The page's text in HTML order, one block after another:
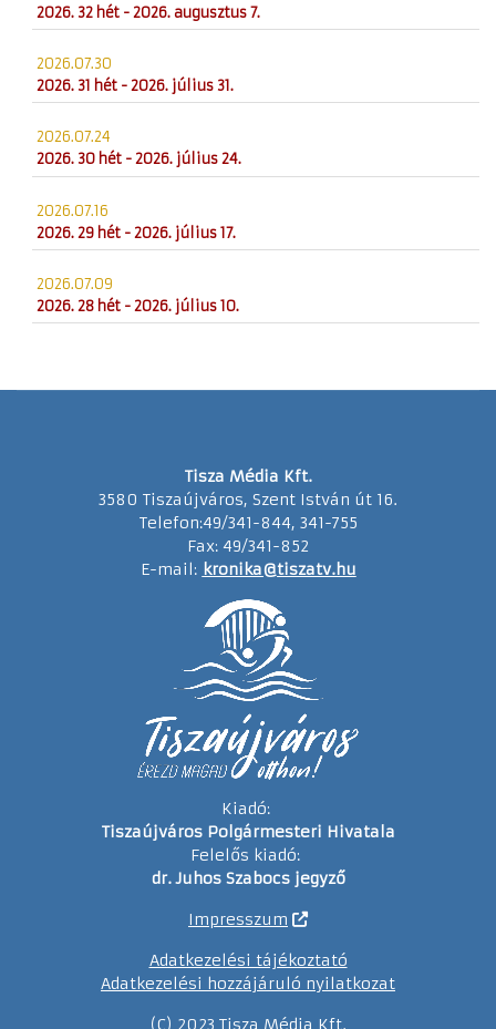
2026. 32 hét - 2026. augusztus 7.
2026.07.30
2026. 31 hét - 2026. július 31.
2026.07.24
2026. 30 hét - 2026. július 24.
2026.07.16
2026. 29 hét - 2026. július 17.
2026.07.09
2026. 28 hét - 2026. július 10.
Tisza Média Kft.
3580 Tiszaújváros, Szent István út 16.
Telefon:49/341-844, 341-755
Fax: 49/341-852
E-mail: kronika@tiszatv.hu
Kiadó:
Tiszaújváros Polgármesteri Hivatala
Felelős kiadó:
dr. Juhos Szabocs jegyző
Impresszum
Adatkezelési tájékoztató
Adatkezelési hozzájáruló nyilatkozat